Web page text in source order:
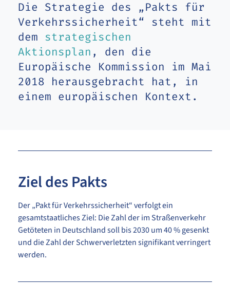
Die Strategie des „Pakts für
Verkehrssicherheit“ steht mit
dem strategischen
Aktionsplan , den die
Europäische Kommission im Mai
2018 herausgebracht hat, in
einem europäischen Kontext.
Ziel des Pakts
Der „Pakt für Verkehrssicherheit“ verfolgt ein
gesamtstaatliches Ziel: Die Zahl der im Straßenverkehr
Getöteten in Deutschland soll bis 2030 um 40 % gesenkt
und die Zahl der Schwerverletzten signifikant verringert
werden.